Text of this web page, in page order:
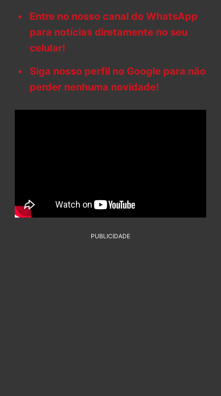
Entre no nosso canal do WhatsApp
para notícias diretamente no seu
celular!
Siga nosso perfil no Google para não
perder nenhuma novidade!
PUBLICIDADE